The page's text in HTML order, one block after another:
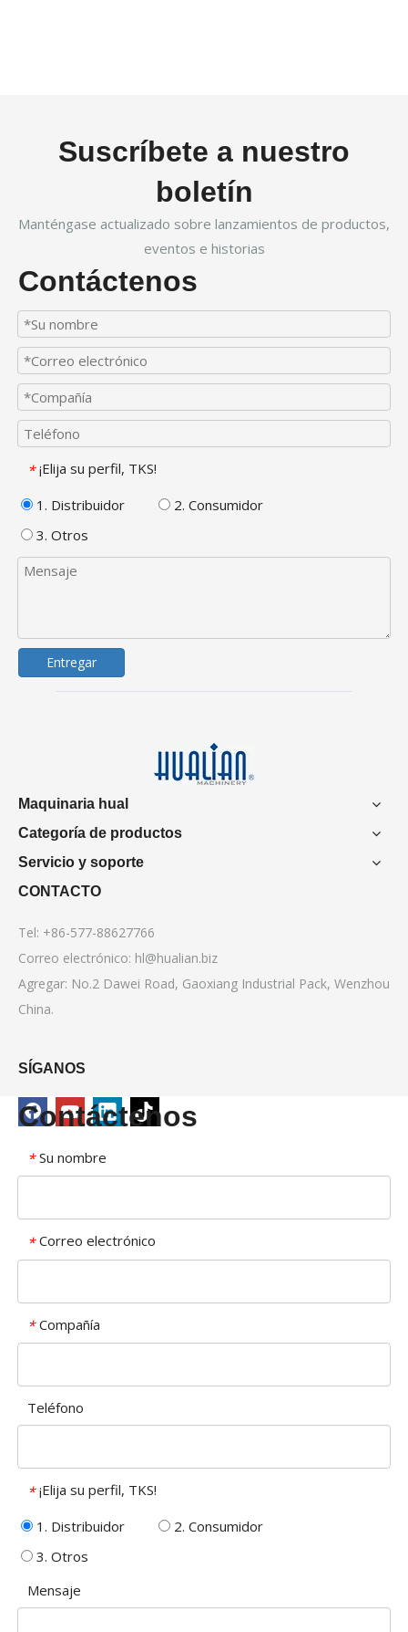
Suscríbete a nuestro
boletín
Manténgase actualizado sobre lanzamientos de productos,
eventos e historias
Contáctenos
* ¡Elija su perfil, TKS!
1. Distribuidor
2. Consumidor
3. Otros
Entregar
Maquinaria hual
Categoría de productos
Servicio y soporte
CONTACTO
Tel: +86-577-88627766
Correo electrónico: hl@hualian.biz
Agregar: No.2 Dawei Road, Gaoxiang Industrial Pack, Wenzhou
China.
SÍGANOS
Contáctenos
* Su nombre
* Correo electrónico
* Compañía
Teléfono
* ¡Elija su perfil, TKS!
1. Distribuidor
2. Consumidor
3. Otros
Mensaje